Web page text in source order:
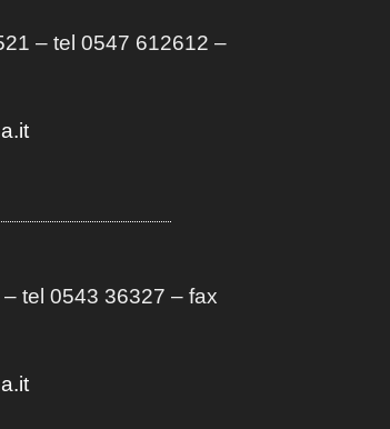
– tel 0547 612612 –
tel 0543 36327 – fax